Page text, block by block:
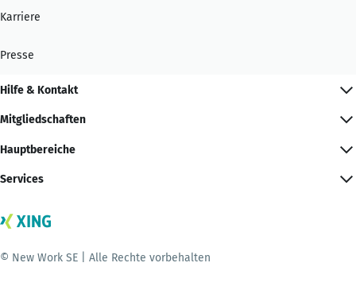
Karriere
Presse
Hilfe & Kontakt
Mitgliedschaften
Hauptbereiche
Services
© New Work SE | Alle Rechte vorbehalten